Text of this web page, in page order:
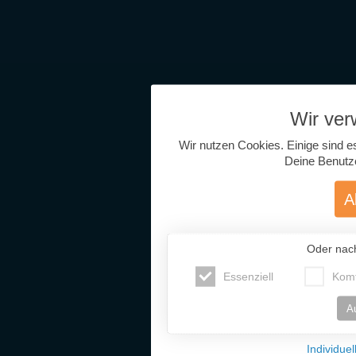
Wir
Wir nutzen Cookies. Einige sind
Deine
Oder
Essenziell